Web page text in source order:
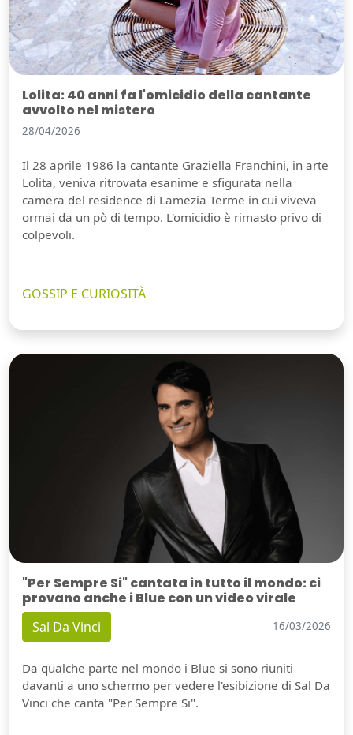
Lolita: 40 anni fa l'omicidio della cantante
avvolto nel mistero
28/04/2026
Il 28 aprile 1986 la cantante Graziella Franchini, in arte
Lolita, veniva ritrovata esanime e sfigurata nella
camera del residence di Lamezia Terme in cui viveva
ormai da un pò di tempo. L'omicidio è rimasto privo di
colpevoli.
GOSSIP E CURIOSITÀ
"Per Sempre Si" cantata in tutto il mondo: ci
provano anche i Blue con un video virale
Sal Da Vinci 16/03/2026
Da qualche parte nel mondo i Blue si sono riuniti
davanti a uno schermo per vedere l'esibizione di Sal Da
Vinci che canta "Per Sempre Si".